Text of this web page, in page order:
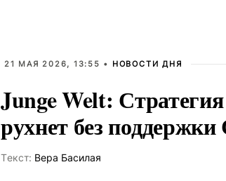
21 МАЯ 2026, 13:55 • НОВОСТИ ДНЯ
Junge Welt:
рухнет без
Tекст: Вера Басилая